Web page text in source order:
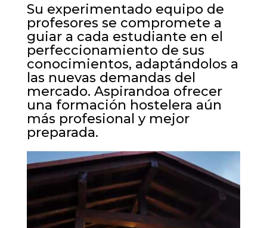
Su experimentado equipo de
profesores se compromete a
guiar a cada estudiante en el
perfeccionamiento de sus
conocimientos, adaptándolos a
las nuevas demandas del
mercado. Aspirandoa ofrecer
una formación hostelera aún
más profesional y mejor
preparada.